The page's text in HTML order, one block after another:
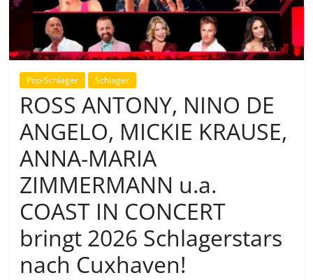
Pop-Schlager Schlager
ROSS ANTONY, NINO DE
ANGELO, MICKIE KRAUSE,
ANNA-MARIA
ZIMMERMANN u.a.
COAST IN CONCERT
bringt 2026 Schlagerstars
nach Cuxhaven!